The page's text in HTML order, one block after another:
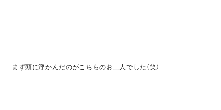
まず頭に浮かんだのがこちらのお二人でした（笑）